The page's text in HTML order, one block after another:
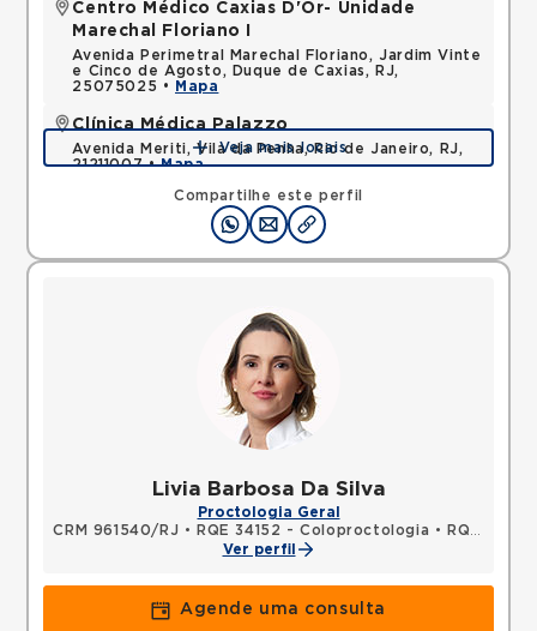
Compartilhe este perfil
Centro Médico Caxias D'Or- Unidade
Marechal Floriano I
Avenida Perimetral Marechal Floriano, Jardim Vinte
e Cinco de Agosto, Duque de Caxias, RJ,
25075025 •
Mapa
Clínica Médica Palazzo
Avenida Meriti, Vila da Penha, Rio de Janeiro, RJ,
21211007 •Mapa
Veja mais locais
Livia Barbosa Da Silva
Proctologia Geral
CRM 961540/RJ • RQE 34152 - Coloproctologia •
RQE 34153 - Cirurgia geral
Ver perfil
Agende uma consulta